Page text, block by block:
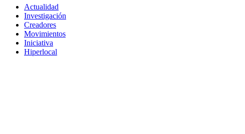
Actualidad
Investigación
Creadores
Movimientos
Iniciativa
Hiperlocal